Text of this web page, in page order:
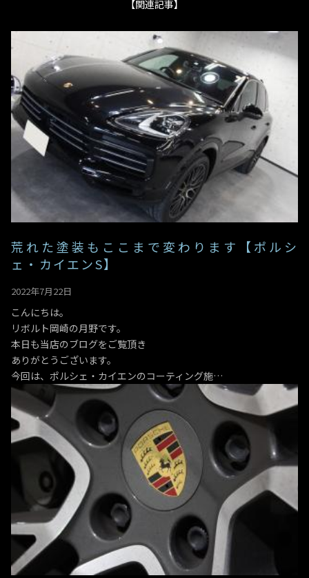
【関連記事】
荒れた塗装もここまで変わります【ポルシ
ェ・カイエンS】
2022年7月22日
こんにちは。
リボルト岡崎の月野です。
本日も当店のブログをご覧頂き
ありがとうございます。
今回は、ポルシェ・カイエンのコーティング施…